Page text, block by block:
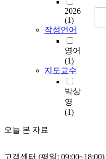
2026
(1)
작성언어
영어
(1)
지도교수
박상
영
(1)
오늘 본 자료
고객센터 (평일: 09:00~18:00)